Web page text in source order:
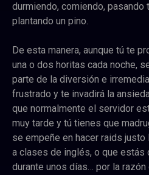
durmiendo, comiendo, pasando
plantando un pino.
De esta manera, aunque tú te
una o dos horitas cada noche,
parte de la diversión e
frustrado y te invadirá la
que normalmente el servidor
muy tarde y tú tienes que
se empeñe en hacer raids
a clases de inglés, o que estás
durante unos días… por la